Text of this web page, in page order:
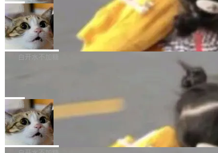
提升： 原生支持4K图像生成； 更精细的局部纹
理、细节与真实世界质感； 更准确的中英文文字
生成与复杂版式组织； 更稳定的图...
是 Ubuntu 专有的，不会用在其他发行版上。」
所以 deb 版本的受众实际上为零。既然只有 Ub
untu 用户在用，那用 snap 打包就没什么可纠结
的。 从 deb 到 snap 的迁移路径 hwctl 是 rust-
hwlib 硬件 API 库的一部分，命令行工具负责查
隔了几天。 Lilian Weng 上周刚宣布因健康原因
离开 Thinking Machines Lab，说自己作为联合
创始人的角色「太累了」。几天后，The Inform
ation 就曝出她将重回 OpenAI，负责递归自我
改进方向的研究。她是 Thinking Machines 过
一在人才争夺战中失血的公司。六月，Google
连失两员大将：Noam Shazeer 去了 Op...
局
FFmpeg 9.0 发布
FFmpeg 9.0 现已发布，包含多项改进。官方更
新日志列出的 9.0 版本主要更新内容如下： 扩
er HE-AAC 960 解码 (DAB+) transpose_cuda
filter 添加 AMF Frame Rate Converter (vf_frc
_amf) filter SMPTE 2094-50 元数据支持和直
通 ProRes RAW VideoToolbox 硬件加速器 AP
V ...
白开水不加糖
Code 在 X 上发帖：「DeepSeek Flash did 8T
tokens on August 1st. 5T of free usage + 3T
on OpenCode Go.」79.8 万次浏览，连带着 #
DeepSeek一天消耗了8万亿# 上了微博热搜——
注意这是 OpenCode 一家的消耗。 OpenCode
局
NetBSD 11.0 正式发布
NetBSD 11.0 现已正式发布，这是 NetBSD 操
作系统的第十八个主要版本。 自 NetBSD 10.1